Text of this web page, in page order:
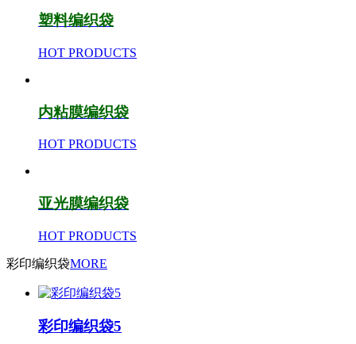
塑料编织袋
HOT PRODUCTS
内粘膜编织袋
HOT PRODUCTS
亚光膜编织袋
HOT PRODUCTS
彩印编织袋MORE
彩印编织袋5